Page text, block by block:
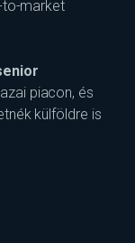
to-market
piacon, és
külföldre is